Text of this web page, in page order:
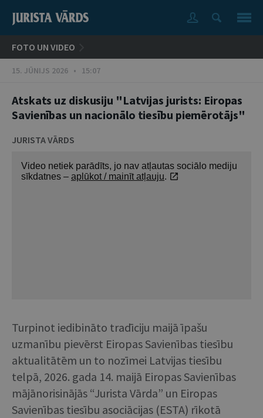
FOTO UN VIDEO
15. JŪNIJS 2026 • 15:07
Atskats uz diskusiju "Latvijas jurists: Eiropas
Savienības un nacionālo tiesību piemērotājs"
JURISTA VĀRDS
Turpinot iedibināto tradīciju maijā īpašu
uzmanību pievērst Eiropas Savienības tiesību
aktualitātēm un to nozīmei Latvijas tiesību
telpā, 2026. gada 14. maijā Eiropas Savienības
mājānorisinājās “Jurista Vārda” un Eiropas
Savienības tiesību asociācijas (ESTA) rīkotā